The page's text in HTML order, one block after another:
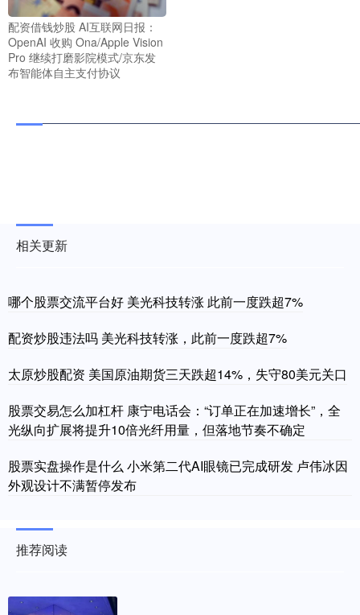
配资借钱炒股 AI互联网日报：
OpenAI 收购 Ona/Apple Vision
Pro 继续打磨影院模式/京东发
布智能体自主支付协议
相关更新
哪个股票交流平台好 美光科技转涨 此前一度跌超7%
配资炒股违法吗 美光科技转涨，此前一度跌超7%
太原炒股配资 美国原油期货三天跌超14%，失守80美元关口
股票交易怎么加杠杆 康宁电话会：“订单正在加速增长”，全
光纵向扩展将提升10倍光纤用量，但落地节奏不确定
股票实盘操作是什么 小米第二代AI眼镜已完成研发 卢伟冰因
外观设计不满暂停发布
推荐阅读